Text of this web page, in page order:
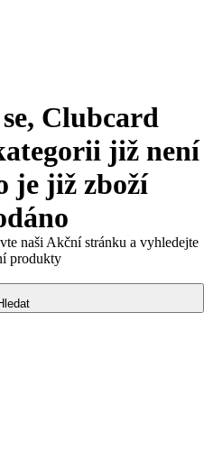
Clubcard
již není
je již zboží
naši Akční stránku a vyhledejte
produkty